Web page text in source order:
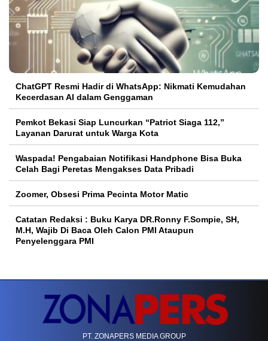
ChatGPT Resmi Hadir di WhatsApp: Nikmati Kemudahan
Kecerdasan AI dalam Genggaman
Pemkot Bekasi Siap Luncurkan “Patriot Siaga 112,”
Layanan Darurat untuk Warga Kota
Waspada! Pengabaian Notifikasi Handphone Bisa Buka
Celah Bagi Peretas Mengakses Data Pribadi
Zoomer, Obsesi Prima Pecinta Motor Matic
Catatan Redaksi : Buku Karya DR.Ronny F.Sompie, SH,
M.H, Wajib Di Baca Oleh Calon PMI Ataupun
Penyelenggara PMI
PT. ZONAPERS MEDIA GROUP